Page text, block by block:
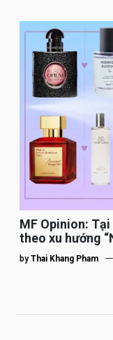
MF Opinion:
theo xu hướng
by Thai Khang Pham